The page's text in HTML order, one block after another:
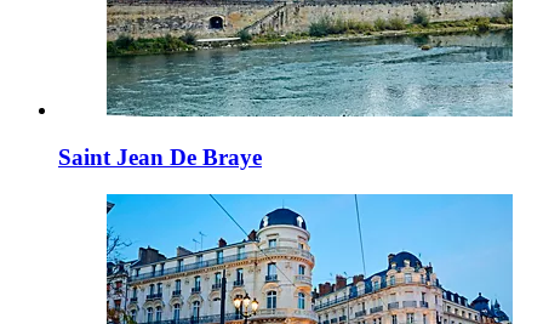
Saint Jean De Braye